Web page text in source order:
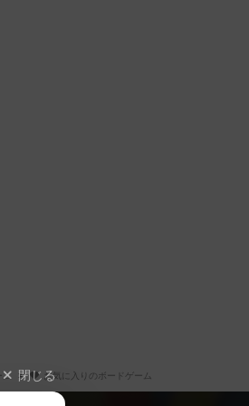
ム お気に入りのボードゲーム
閉じる